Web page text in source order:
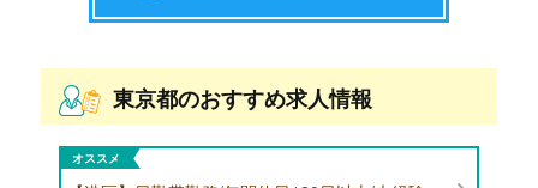
東京都のおすすめ求人情報
オススメ